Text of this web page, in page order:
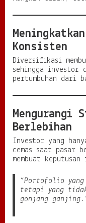
Konsisten
Diversifikasi
sehingga investor
pertumbuhan dari
Mengurangi
Berlebihan
Investor yang
cemas saat pasar
membuat
“Portofolio
tetapi yang
gonjang